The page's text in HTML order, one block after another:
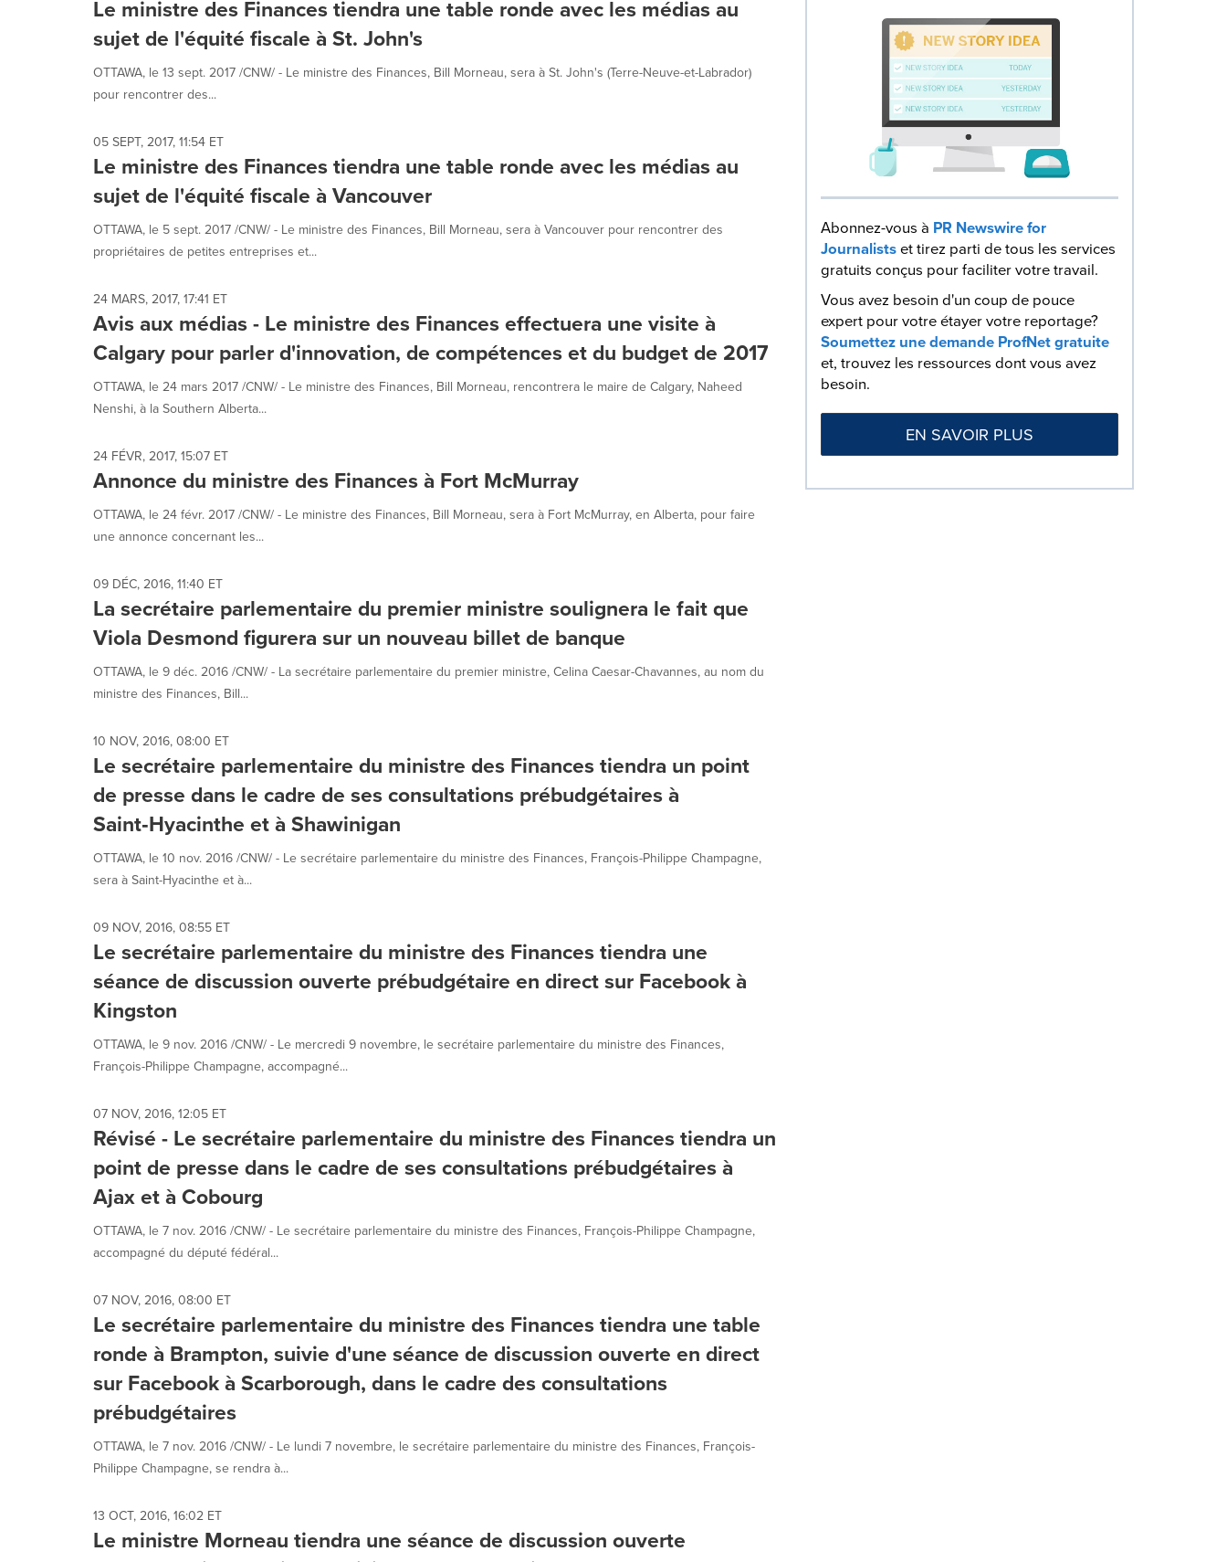
update
as
each
option
is
Le ministre des Finances tiendra une table ronde avec les médias au
sujet de l'équité fiscale à St. John's
OTTAWA, le 13 sept. 2017 /CNW/ - Le ministre des Finances, Bill Morneau, sera à St. John's (Terre-Neuve-et-Labrador)
pour rencontrer des...
05 SEPT, 2017, 11:54 ET
Le ministre des Finances tiendra une table ronde avec les médias au
sujet de l'équité fiscale à Vancouver
OTTAWA, le 5 sept. 2017 /CNW/ - Le ministre des Finances, Bill Morneau, sera à Vancouver pour rencontrer des
propriétaires de petites entreprises et...
24 MARS, 2017, 17:41 ET
Avis aux médias - Le ministre des Finances effectuera une visite à
Calgary pour parler d'innovation, de compétences et du budget de 2017
OTTAWA, le 24 mars 2017 /CNW/ - Le ministre des Finances, Bill Morneau, rencontrera le maire de Calgary, Naheed
Nenshi, à la Southern Alberta...
24 FÉVR, 2017, 15:07 ET
Annonce du ministre des Finances à Fort McMurray
OTTAWA, le 24 févr. 2017 /CNW/ - Le ministre des Finances, Bill Morneau, sera à Fort McMurray, en Alberta, pour faire
une annonce concernant les...
09 DÉC, 2016, 11:40 ET
La secrétaire parlementaire du premier ministre soulignera le fait que
Viola Desmond figurera sur un nouveau billet de banque
OTTAWA, le 9 déc. 2016 /CNW/ - La secrétaire parlementaire du premier ministre, Celina Caesar-Chavannes, au nom du
ministre des Finances, Bill...
10 NOV, 2016, 08:00 ET
Le secrétaire parlementaire du ministre des Finances tiendra un point
de presse dans le cadre de ses consultations prébudgétaires à
Saint‑Hyacinthe et à Shawinigan
OTTAWA, le 10 nov. 2016 /CNW/ - Le secrétaire parlementaire du ministre des Finances, François-Philippe Champagne,
sera à Saint-Hyacinthe et à...
09 NOV, 2016, 08:55 ET
Le secrétaire parlementaire du ministre des Finances tiendra une
séance de discussion ouverte prébudgétaire en direct sur Facebook à
Kingston
OTTAWA, le 9 nov. 2016 /CNW/ - Le mercredi 9 novembre, le secrétaire parlementaire du ministre des Finances,
François-Philippe Champagne, accompagné...
07 NOV, 2016, 12:05 ET
Révisé - Le secrétaire parlementaire du ministre des Finances tiendra un
point de presse dans le cadre de ses consultations prébudgétaires à
Ajax et à Cobourg
OTTAWA, le 7 nov. 2016 /CNW/ - Le secrétaire parlementaire du ministre des Finances, François-Philippe Champagne,
accompagné du député fédéral...
07 NOV, 2016, 08:00 ET
Le secrétaire parlementaire du ministre des Finances tiendra une table
ronde à Brampton, suivie d'une séance de discussion ouverte en direct
sur Facebook à Scarborough, dans le cadre des consultations
prébudgétaires
OTTAWA, le 7 nov. 2016 /CNW/ - Le lundi 7 novembre, le secrétaire parlementaire du ministre des Finances, François-
Philippe Champagne, se rendra à...
13 OCT, 2016, 16:02 ET
Le ministre Morneau tiendra une séance de discussion ouverte
Abonnez-vous à PR Newswire for
Journalistset tirez parti de tous les services
gratuits conçus pour faciliter votre travail.
Vous avez besoin d'un coup de pouce
expert pour votre étayer votre reportage?
Soumettez une demande ProfNet gratuite
et, trouvez les ressources dont vous avez
besoin.
EN SAVOIR PLUS